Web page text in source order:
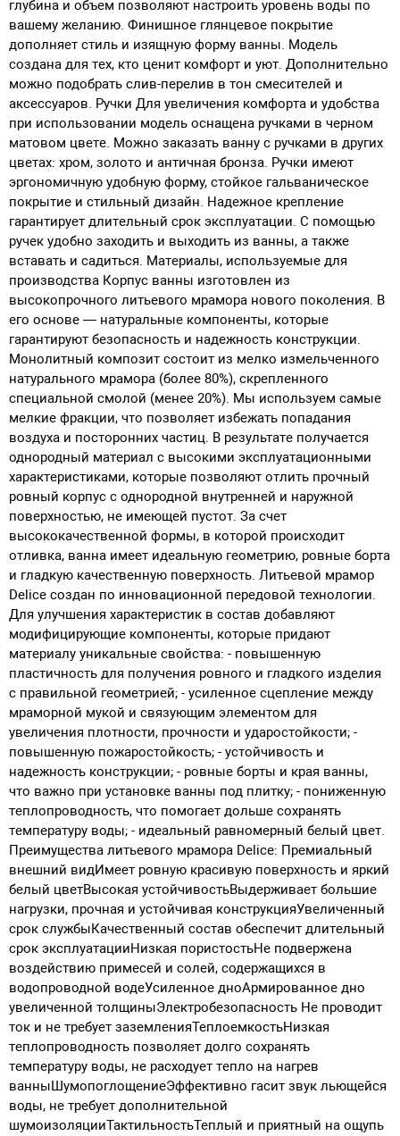
глубина и объем позволяют настроить уровень воды по
вашему желанию. Финишное глянцевое покрытие
дополняет стиль и изящную форму ванны. Модель
создана для тех, кто ценит комфорт и уют. Дополнительно
можно подобрать слив-перелив в тон смесителей и
аксессуаров. Ручки Для увеличения комфорта и удобства
при использовании модель оснащена ручками в черном
матовом цвете. Можно заказать ванну с ручками в других
цветах: хром, золото и античная бронза. Ручки имеют
эргономичную удобную форму, стойкое гальваническое
покрытие и стильный дизайн. Надежное крепление
гарантирует длительный срок эксплуатации. С помощью
ручек удобно заходить и выходить из ванны, а также
вставать и садиться. Материалы, используемые для
производства Корпус ванны изготовлен из
высокопрочного литьевого мрамора нового поколения. В
его основе — натуральные компоненты, которые
гарантируют безопасность и надежность конструкции.
Монолитный композит состоит из мелко измельченного
натурального мрамора (более 80%), скрепленного
специальной смолой (менее 20%). Мы используем самые
мелкие фракции, что позволяет избежать попадания
воздуха и посторонних частиц. В результате получается
однородный материал с высокими эксплуатационными
характеристиками, которые позволяют отлить прочный
ровный корпус с однородной внутренней и наружной
поверхностью, не имеющей пустот. За счет
высококачественной формы, в которой происходит
отливка, ванна имеет идеальную геометрию, ровные борта
и гладкую качественную поверхность. Литьевой мрамор
Delice создан по инновационной передовой технологии.
Для улучшения характеристик в состав добавляют
модифицирующие компоненты, которые придают
материалу уникальные свойства: - повышенную
пластичность для получения ровного и гладкого изделия
с правильной геометрией; - усиленное сцепление между
мраморной мукой и связующим элементом для
увеличения плотности, прочности и ударостойкости; -
повышенную пожаростойкость; - устойчивость и
надежность конструкции; - ровные борты и края ванны,
что важно при установке ванны под плитку; - пониженную
теплопроводность, что помогает дольше сохранять
температуру воды; - идеальный равномерный белый цвет.
Преимущества литьевого мрамора Delice: Премиальный
внешний видИмеет ровную красивую поверхность и яркий
белый цветВысокая устойчивостьВыдерживает большие
нагрузки, прочная и устойчивая конструкцияУвеличенный
срок службыКачественный состав обеспечит длительный
срок эксплуатацииНизкая пористостьНе подвержена
воздействию примесей и солей, содержащихся в
водопроводной водеУсиленное дноАрмированное дно
увеличенной толщиныЭлектробезопасность Не проводит
ток и не требует заземленияТеплоемкостьНизкая
теплопроводность позволяет долго сохранять
температуру воды, не расходует тепло на нагрев
ванныШумопоглощениеЭффективно гасит звук льющейся
воды, не требует дополнительной
шумоизоляцииТактильностьТеплый и приятный на ощупь